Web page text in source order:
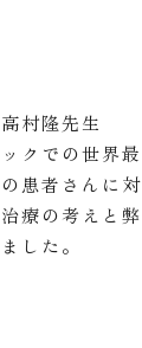
村隆先生
クでの世界最
患者さんに対
療の考えと弊
した。